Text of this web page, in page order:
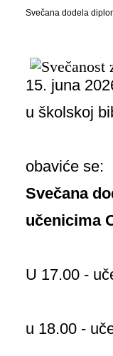
Svečana dodela
15. juna
u školskoj
obaviće se:
Svečana
učenicima
U 17.00 -
u 18.00 -